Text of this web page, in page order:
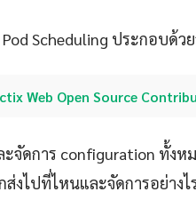
Scheduling ประกอบด้
Web Open Source
จัดการ configuration ทั้งห
งไปที่ไหนและจัดการอย่างไ